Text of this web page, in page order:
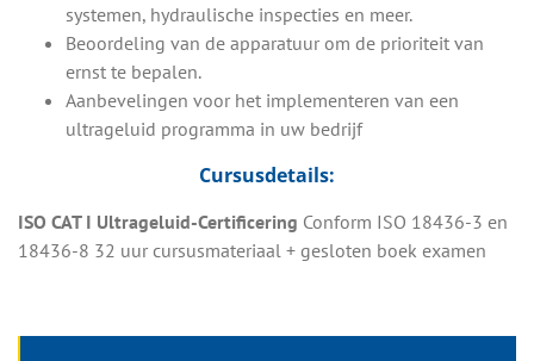
systemen, hydraulische inspecties en meer.
Beoordeling van de apparatuur om de prioriteit van
ernst te bepalen.
Aanbevelingen voor het implementeren van een
ultrageluid programma in uw bedrijf
Cursusdetails:
ISO CAT I Ultrageluid-Certificering Conform ISO 18436-3 en
18436-8 32 uur cursusmateriaal + gesloten boek examen